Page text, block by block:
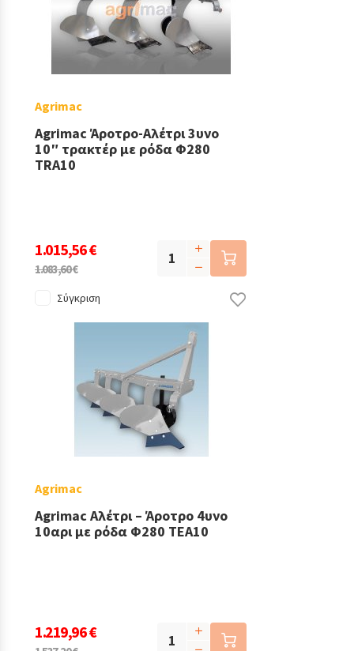
Agrimac
Agrimac Άροτρο-Αλέτρι 3υνο
10″ τρακτέρ με ρόδα Φ280
TRA10
1.015,56 €
1.083,60 €
Σύγκριση
Agrimac
Agrimac Αλέτρι – Άροτρο 4υνο
10αρι με ρόδα Φ280 TEA10
1.219,96 €